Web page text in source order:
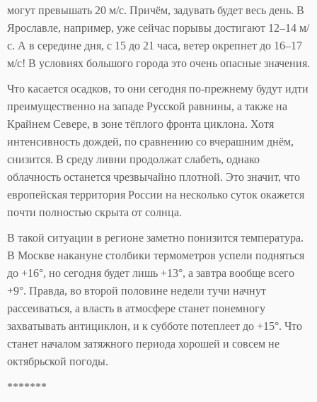
могут превышать 20 м/с. Причём, задувать будет весь день. В
Ярославле, например, уже сейчас порывы достигают 12–14 м/
с. А в середине дня, с 15 до 21 часа, ветер окрепнет до 16–17
м/с! В условиях большого города это очень опасные значения.
Что касается осадков, то они сегодня по-прежнему будут идти
преимущественно на западе Русской равнины, а также на
Крайнем Севере, в зоне тёплого фронта циклона. Хотя
интенсивность дождей, по сравнению со вчерашним днём,
снизится. В среду ливни продолжат слабеть, однако
облачность останется чрезвычайно плотной. Это значит, что
европейская территория России на несколько суток окажется
почти полностью скрыта от солнца.
В такой ситуации в регионе заметно понизится температура.
В Москве накануне столбики термометров успели подняться
до +16°, но сегодня будет лишь +13°, а завтра вообще всего
+9°. Правда, во второй половине недели тучи начнут
рассеиваться, а власть в атмосфере станет понемногу
захватывать антициклон, и к субботе потеплеет до +15°. Что
станет началом затяжного периода хорошей и совсем не
октябрьской погоды.
*******